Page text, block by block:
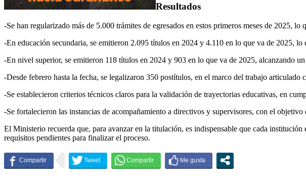
Resultados
-Se han regularizado más de 5.000 trámites de egresados en estos primeros meses de 2025,
-En educación secundaria, se emitieron 2.095 títulos en 2024 y 4.110 en lo que va de 2025,
-En nivel superior, se emitieron 118 títulos en 2024 y 903 en lo que va de 2025, alcanzando
-Desde febrero hasta la fecha, se legalizaron 350 postítulos, en el marco del trabajo articulado
-Se establecieron criterios técnicos claros para la validación de trayectorias educativas, en
-Se fortalecieron las instancias de acompañamiento a directivos y supervisores, con el
El Ministerio recuerda que, para avanzar en la titulación, es indispensable que cada
requisitos pendientes para finalizar el proceso.